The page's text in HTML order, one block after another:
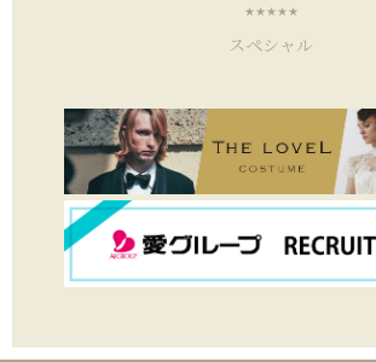
スペシャル